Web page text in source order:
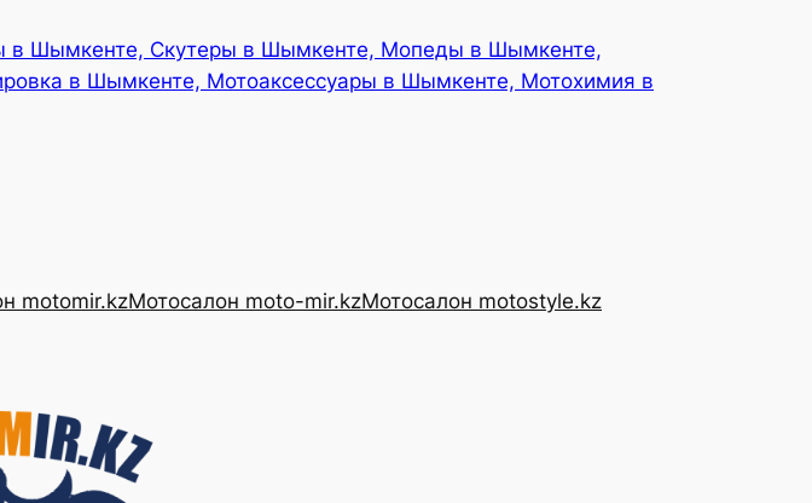
в Шымкенте, Скутеры в Шымкенте, Мопеды в Шымкенте,
в Шымкенте, Мотоаксессуары в Шымкенте, Мотохимия в
motomir.kzМотосалон moto-mir.kzМотосалон motostyle.kz